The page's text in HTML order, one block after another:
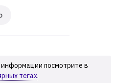
посмотрите в
тегах.